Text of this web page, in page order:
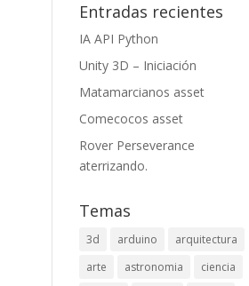
Entradas recientes
IA API Python
Unity 3D – Iniciación
Matamarcianos asset
Comecocos asset
Rover Perseverance
aterrizando.
Temas
3d arduino
arquitectura
arte
astronomia
ciencia